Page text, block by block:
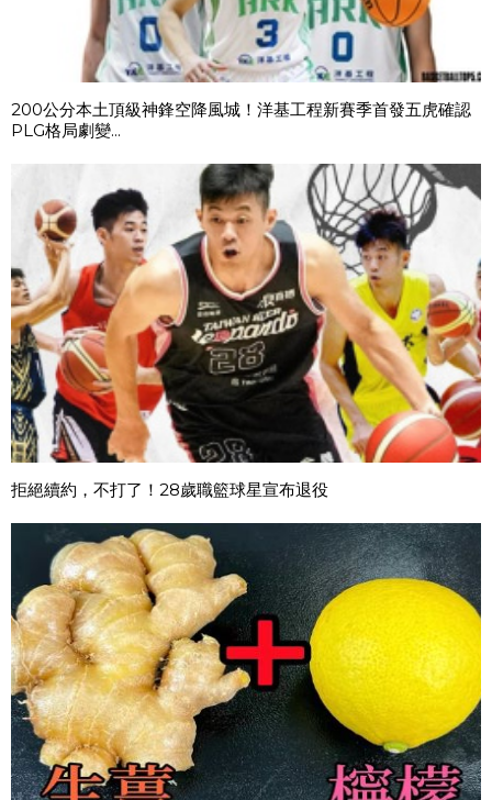
200公分本土頂級神鋒空降風城！洋基工程新賽季首發五虎確認
PLG格局劇變...
拒絕續約，不打了！28歲職籃球星宣布退役